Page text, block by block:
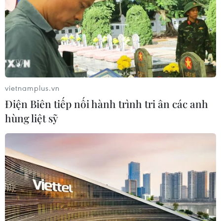
06/08/2026 09:07
Đồng Nai yêu cầu đẩy nhanh tiến độ
dự án kết nối vùng, sân bay Long
Thành
Cầu Đắk Lung sập sau cú
tông của xe tải cẩu, 2 người thoát
06/08/2026 09:00
Dự án mở rộng đường Nguyễn Tuân
tăng kết nối khu vực phía Tây Nam
Hà Nội
vietnamplus.vn
Điện Biên tiếp nối hành trình tri ân các anh
hùng liệt sỹ